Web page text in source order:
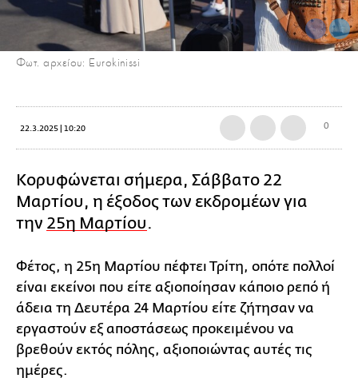
Φωτ. αρχείου: Eurokinissi
22.3.2025 | 10:20 0
Κορυφώνεται σήμερα, Σάββατο 22
Μαρτίου, η έξοδος των εκδρομέων για
την 25η Μαρτίου.
Φέτος, η 25η Μαρτίου πέφτει Τρίτη, οπότε πολλοί
είναι εκείνοι που είτε αξιοποίησαν κάποιο ρεπό ή
άδεια τη Δευτέρα 24 Μαρτίου είτε ζήτησαν να
εργαστούν εξ αποστάσεως προκειμένου να
βρεθούν εκτός πόλης, αξιοποιώντας αυτές τις
ημέρες.